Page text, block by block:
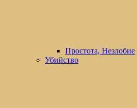
Простота, Незлобие
Убийство